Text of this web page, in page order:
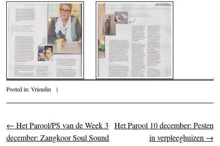
Posted in:Vriendin |
Post navigation
← Het Parool/PS van de Week 3
december: Zangkoor Soul Sound
Het Parool 10 december: Pesten
in verpleeghuizen →